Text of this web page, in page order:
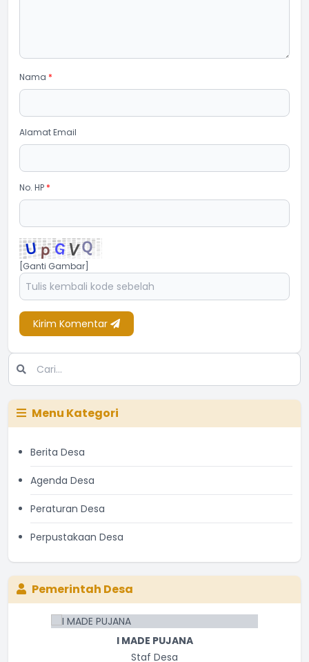
Nama *
Alamat Email
No. HP *
[Ganti Gambar]
Kirim Komentar
Menu Kategori
Berita Desa
Agenda Desa
Peraturan Desa
Perpustakaan Desa
Pemerintah Desa
I MADE PUJANA
Staf Desa